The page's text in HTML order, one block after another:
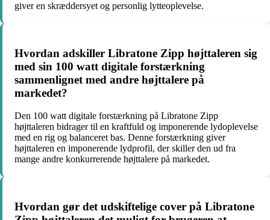
giver en skræddersyet og personlig lytteoplevelse.
Hvordan adskiller Libratone Zipp højttaleren sig
med sin 100 watt digitale forstærkning
sammenlignet med andre højttalere på
markedet?
Den 100 watt digitale forstærkning på Libratone Zipp
højttaleren bidrager til en kraftfuld og imponerende lydoplevelse
med en rig og balanceret bas. Denne forstærkning giver
højttaleren en imponerende lydprofil, der skiller den ud fra
mange andre konkurrerende højttalere på markedet.
Hvordan gør det udskiftelige cover på Libratone